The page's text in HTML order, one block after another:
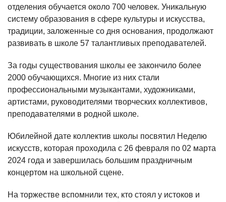
отделения обучается около 700 человек. Уникальную
систему образования в сфере культуры и искусства,
традиции, заложенные со дня основания, продолжают
развивать в школе 57 талантливых преподавателей.
За годы существования школы ее закончило более
2000 обучающихся. Многие из них стали
профессиональными музыкантами, художниками,
артистами, руководителями творческих коллективов,
преподавателями в родной школе.
Юбилейной дате коллектив школы посвятил Неделю
искусств, которая проходила с 26 февраля по 02 марта
2024 года и завершилась большим праздничным
концертом на школьной сцене.
На торжестве вспомнили тех, кто стоял у истоков и